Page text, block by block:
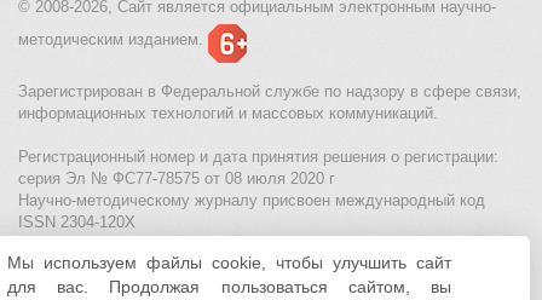
© 2008-2026, Сайт является официальным электронным научно-
методическим изданием.
Зарегистрирован в Федеральной службе по надзору в сфере связи,
информационных технологий и массовых коммуникаций.
Регистрационный номер и дата принятия решения о регистрации:
серия Эл № ФС77-78575 от 08 июля 2020 г
Научно-методическому журналу присвоен международный код
ISSN 2304-120X
МЦИТО|Школьные олимпиады и онлайн конкурсы для детей
Политика использования файлов cookie| Политика обработки и
Мы используем файлы cookie, чтобы улучшить сайт
для вас. Продолжая пользоваться сайтом, вы